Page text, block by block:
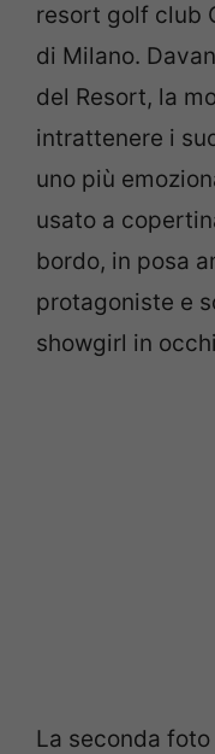
resort golf club
di Milano.
del Resort, la
intrattenere i
uno più
usato a
bordo, in posa
protagoniste e
showgirl in
La seconda